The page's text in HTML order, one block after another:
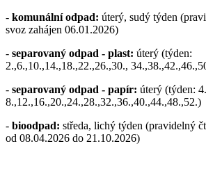
- komunální odpad: úterý, sudý týden
svoz zahájen 06.01.2026)
- separovaný odpad - plast: úterý (týden:
2.,6.,10.,14.,18.,22.,26.,30.,
- separovaný odpad - papír: úterý (týden:
8.,12.,16.,20.,24.,28.,32.,36.,40.,44.,48.,52.)
- bioodpad: středa, lichý týden (pravidelný
od 08.04.2026 do 21.10.2026)